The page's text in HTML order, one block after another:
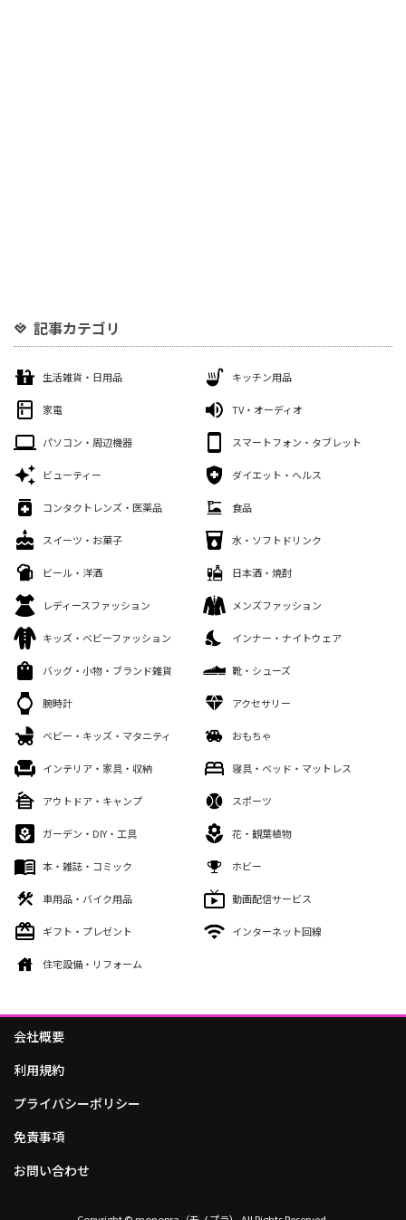
記事カテゴリ
生活雑貨・日用品 キッチン用品
家電 TV・オーディオ
パソコン・周辺機器 スマートフォン・タブレット
ビューティー ダイエット・ヘルス
コンタクトレンズ・医薬品 食品
スイーツ・お菓子 水・ソフトドリンク
ビール・洋酒 日本酒・焼酎
レディースファッション メンズファッション
キッズ・ベビーファッション インナー・ナイトウェア
バッグ・小物・ブランド雑貨 靴・シューズ
腕時計 アクセサリー
ベビー・キッズ・マタニティ おもちゃ
インテリア・家具・収納 寝具・ベッド・マットレス
アウトドア・キャンプ スポーツ
ガーデン・DIY・工具 花・観葉植物
本・雑誌・コミック ホビー
車用品・バイク用品 動画配信サービス
ギフト・プレゼント インターネット回線
住宅設備・リフォーム
会社概要
利用規約
プライバシーポリシー
免責事項
お問い合わせ